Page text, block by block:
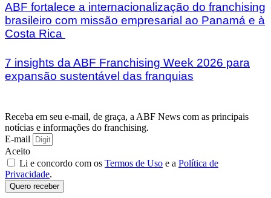
ABF fortalece a internacionalização do franchising
brasileiro com missão empresarial ao Panamá e à
Costa Rica
7 insights da ABF Franchising Week 2026 para
expansão sustentável das franquias
Receba em seu e-mail, de graça, a ABF News com as principais
notícias e informações do franchising.
E-mail
Aceito
Li e concordo com os Termos de Uso e a Política de
Privacidade.
Quero receber